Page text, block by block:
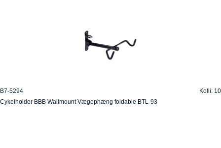
B7-5294
Kolli: 10
Cykelholder BBB Wallmount Vægophæng foldable BTL-93